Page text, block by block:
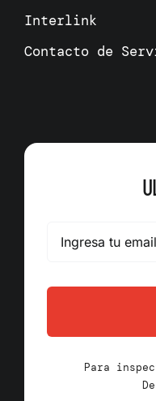
Interlink
Contacto de
Para